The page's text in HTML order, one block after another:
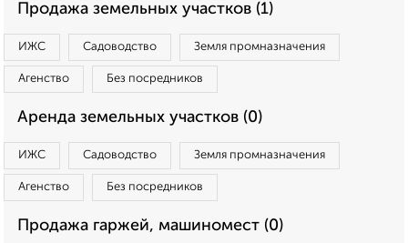
Продажа земельных участков (1)
ИЖС Садоводство Земля промназначения
Агенство Без посредников
Аренда земельных участков (0)
ИЖС Садоводство Земля промназначения
Агенство Без посредников
Продажа гаржей, машиномест (0)